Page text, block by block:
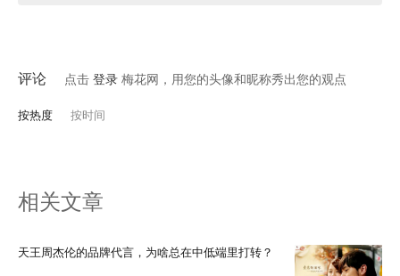
评论 点击 登录 梅花网，用您的头像和昵称秀出您的观点
按热度 按时间
相关文章
天王周杰伦的品牌代言，为啥总在中低端里打转？